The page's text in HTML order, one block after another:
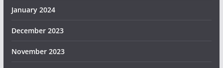
January 2024
December 2023
November 2023